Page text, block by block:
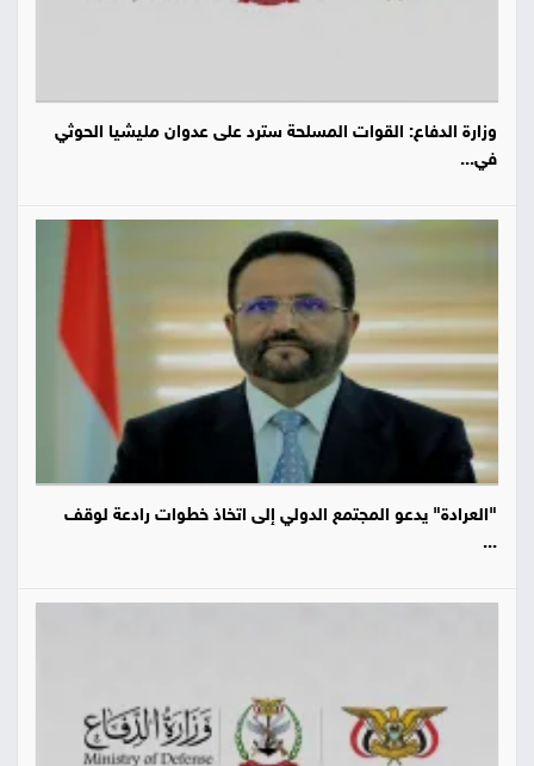
وزارة الدفاع: القوات المسلحة سترد على عدوان مليشيا الحوثي
في...
"العرادة" يدعو المجتمع الدولي إلى اتخاذ خطوات رادعة لوقف
...